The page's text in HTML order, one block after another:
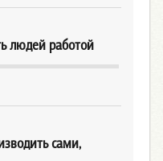
людей работой
сами,